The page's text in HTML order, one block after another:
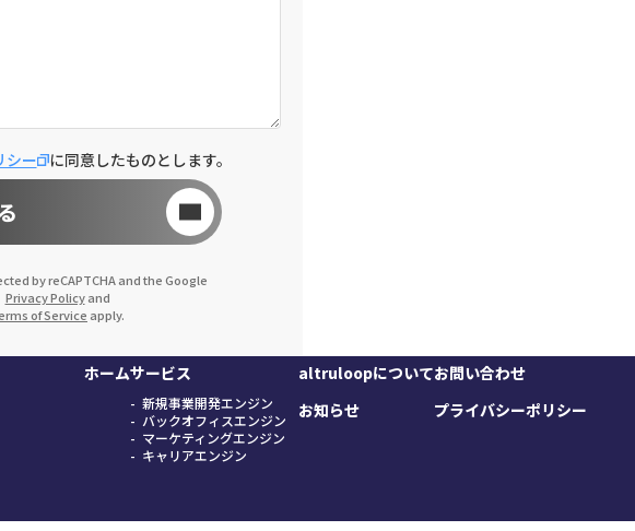
シー に同意したものとします。
by reCAPTCHA and the Google
Privacy Policyand
of Service apply.
ホームサービス
新規事業開発エンジン
バックオフィスエンジン
マーケティングエンジン
キャリアエンジン
altruloopについて
お知らせ
お問い合わせ
プライバシーポリシー